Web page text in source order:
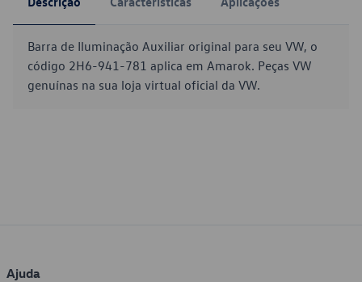
Barra de Iluminação Auxiliar original para seu VW, o
código 2H6-941-781 aplica em Amarok. Peças VW
genuínas na sua loja virtual oficial da VW.
Ajuda